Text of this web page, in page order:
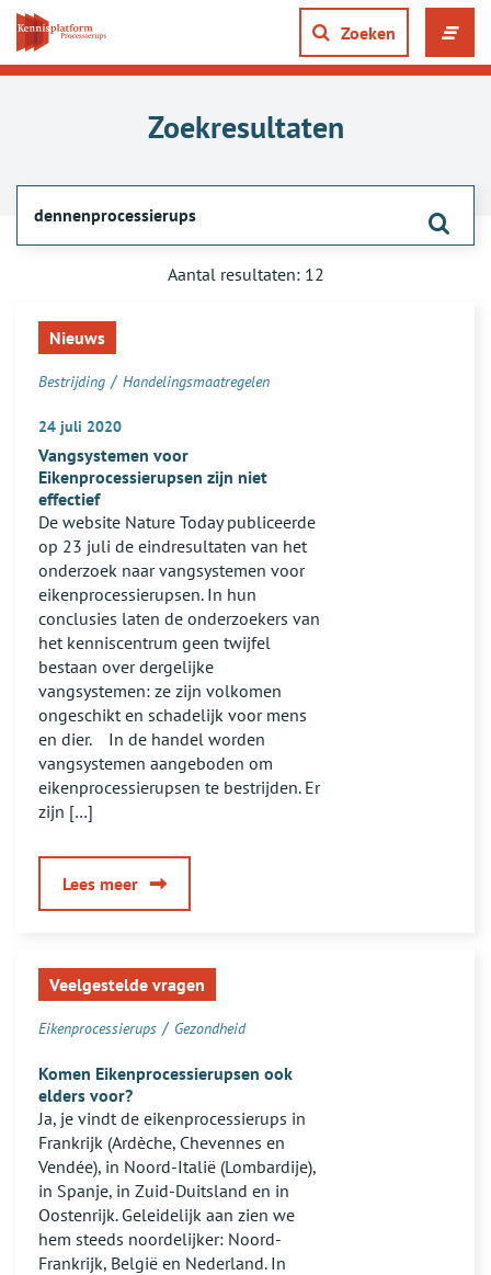
Direct
naar
content
gaan
of
Zoeken
Zoekresultaten
Zoekresultaten
voor:
dennenprocessierups
Aantal resultaten: 12
lijst
van
zoekresultaten
Nieuws
Bestrijding / Handelingsmaatregelen
24 juli 2020
Vangsystemen voor
Eikenprocessierupsen zijn niet
effectief
De website Nature Today publiceerde
op 23 juli de eindresultaten van het
onderzoek naar vangsystemen voor
eikenprocessierupsen. In hun
conclusies laten de onderzoekers van
het kenniscentrum geen twijfel
bestaan over dergelijke
vangsystemen: ze zijn volkomen
ongeschikt en schadelijk voor mens
en dier. In de handel worden
vangsystemen aangeboden om
eikenprocessierupsen te bestrijden. Er
zijn […]
Lees meerover
Vangsystemen
zijn
effectief
Veelgestelde vragen
Eikenprocessierups / Gezondheid
Komen Eikenprocessierupsen ook
elders voor?
Ja, je vindt de eikenprocessierups in
Frankrijk (Ardèche, Chevennes en
Vendée), in Noord-Italië (Lombardije),
in Spanje, in Zuid-Duitsland en in
Oostenrijk. Geleidelijk aan zien we
hem steeds noordelijker: Noord-
Frankrijk, België en Nederland. In